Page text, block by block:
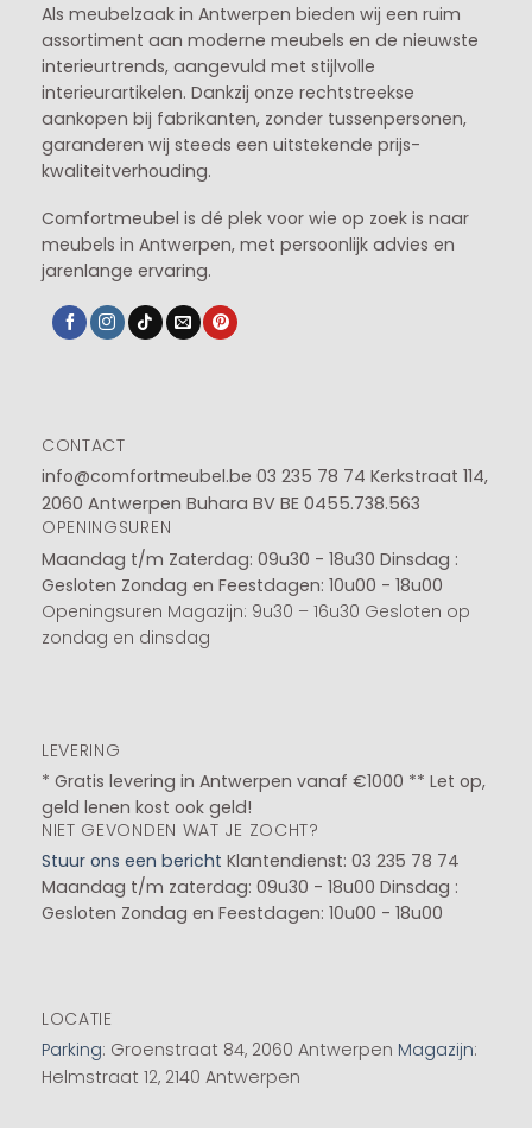
Als meubelzaak in Antwerpen bieden wij een ruim
assortiment aan moderne meubels en de nieuwste
interieurtrends, aangevuld met stijlvolle
interieurartikelen. Dankzij onze rechtstreekse
aankopen bij fabrikanten, zonder tussenpersonen,
garanderen wij steeds een uitstekende prijs-
kwaliteitverhouding.
Comfortmeubel is dé plek voor wie op zoek is naar
meubels in Antwerpen, met persoonlijk advies en
jarenlange ervaring.
CONTACT
info@comfortmeubel.be 03 235 78 74 Kerkstraat 114,
2060 Antwerpen Buhara BV BE 0455.738.563
OPENINGSUREN
Maandag t/m Zaterdag: 09u30 - 18u30 Dinsdag :
Gesloten Zondag en Feestdagen: 10u00 - 18u00
Openingsuren Magazijn: 9u30 – 16u30 Gesloten op
zondag en dinsdag
LEVERING
* Gratis levering in Antwerpen vanaf €1000 ** Let op,
geld lenen kost ook geld!
NIET GEVONDEN WAT JE ZOCHT?
Stuur ons een bericht Klantendienst: 03 235 78 74
Maandag t/m zaterdag: 09u30 - 18u00 Dinsdag :
Gesloten Zondag en Feestdagen: 10u00 - 18u00
LOCATIE
Parking: Groenstraat 84, 2060 Antwerpen Magazijn:
Helmstraat 12, 2140 Antwerpen